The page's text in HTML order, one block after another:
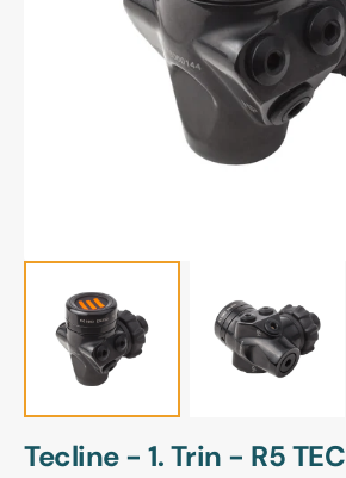
Open
1
in
gallery
view
Tecline - 1. Trin - R5 TEC